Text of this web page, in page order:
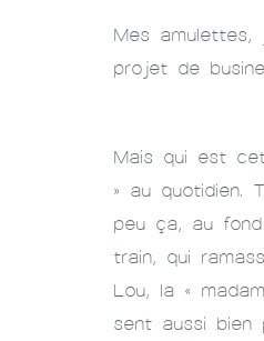
Mes
projet de
Mais qui est
» au quotidien.
peu ça, au
train, qui
Lou, la «
sent aussi bien